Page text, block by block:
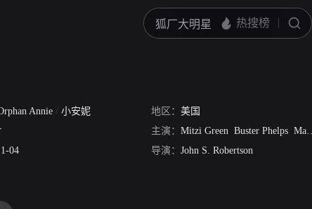
Annie / 小安妮 地区： 美国
主演： Mitzi Green Buster Phelps May Robson
04 导演： John S. Robertson